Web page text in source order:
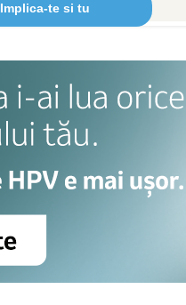
Implica-te si tu